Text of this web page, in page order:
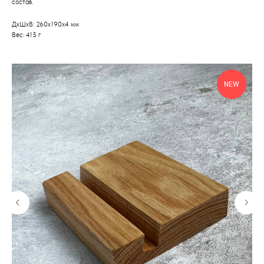
состав.
ДxШxВ: 260x190x4 мм
Вес: 415 г
NEW